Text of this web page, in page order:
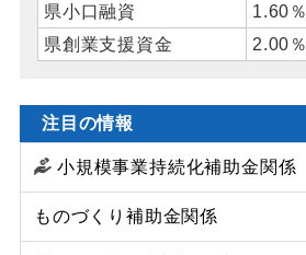
県小口融資
1.60％
県創業支援資金
2.00％
注目の情報
小規模事業持続化補助金関係
ものづくり補助金関係